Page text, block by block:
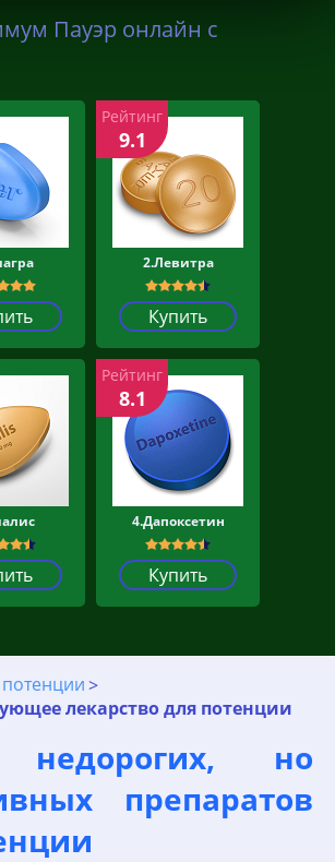
Пауэр онлайн с
2.Левитра
Купить
Рейтинг
9.1
4.Дапоксетин
Купить
Рейтинг
8.1
лекарство для потенции
недорогих, но
препаратов